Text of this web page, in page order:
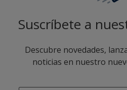
Suscríbete a
Descubre novedades,
noticias en nuestro